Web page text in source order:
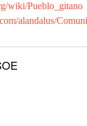
wiki/Pueblo_gitano
alandalus/